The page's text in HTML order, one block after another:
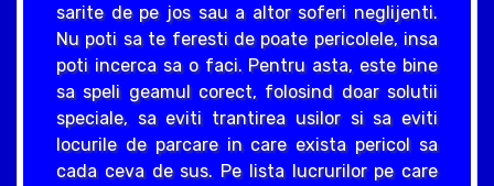
sarite de pe jos sau a altor soferi neglijenti.
Nu poti sa te feresti de poate pericolele, insa
poti incerca sa o faci. Pentru asta, este bine
sa speli geamul corect, folosind doar solutii
speciale, sa eviti trantirea usilor si sa eviti
locurile de parcare in care exista pericol sa
cada ceva de sus. Pe lista lucrurilor pe care